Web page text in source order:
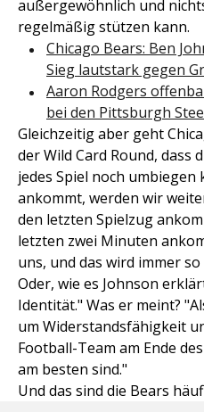
außergewöhnlich und
regelmäßig stützen kann.
Chicago Bears: Ben
Sieg lautstark gegen
Aaron Rodgers
bei den Pittsburgh
Gleichzeitig aber geht
der Wild Card Round, dass
jedes Spiel noch umbiegen
ankommt, werden wir
den letzten Spielzug
letzten zwei Minuten
uns, und das wird immer
Oder, wie es Johnson
Identität." Was er meint?
um Widerstandsfähigkeit
Football-Team am Ende
am besten sind."
Und das sind die Bears